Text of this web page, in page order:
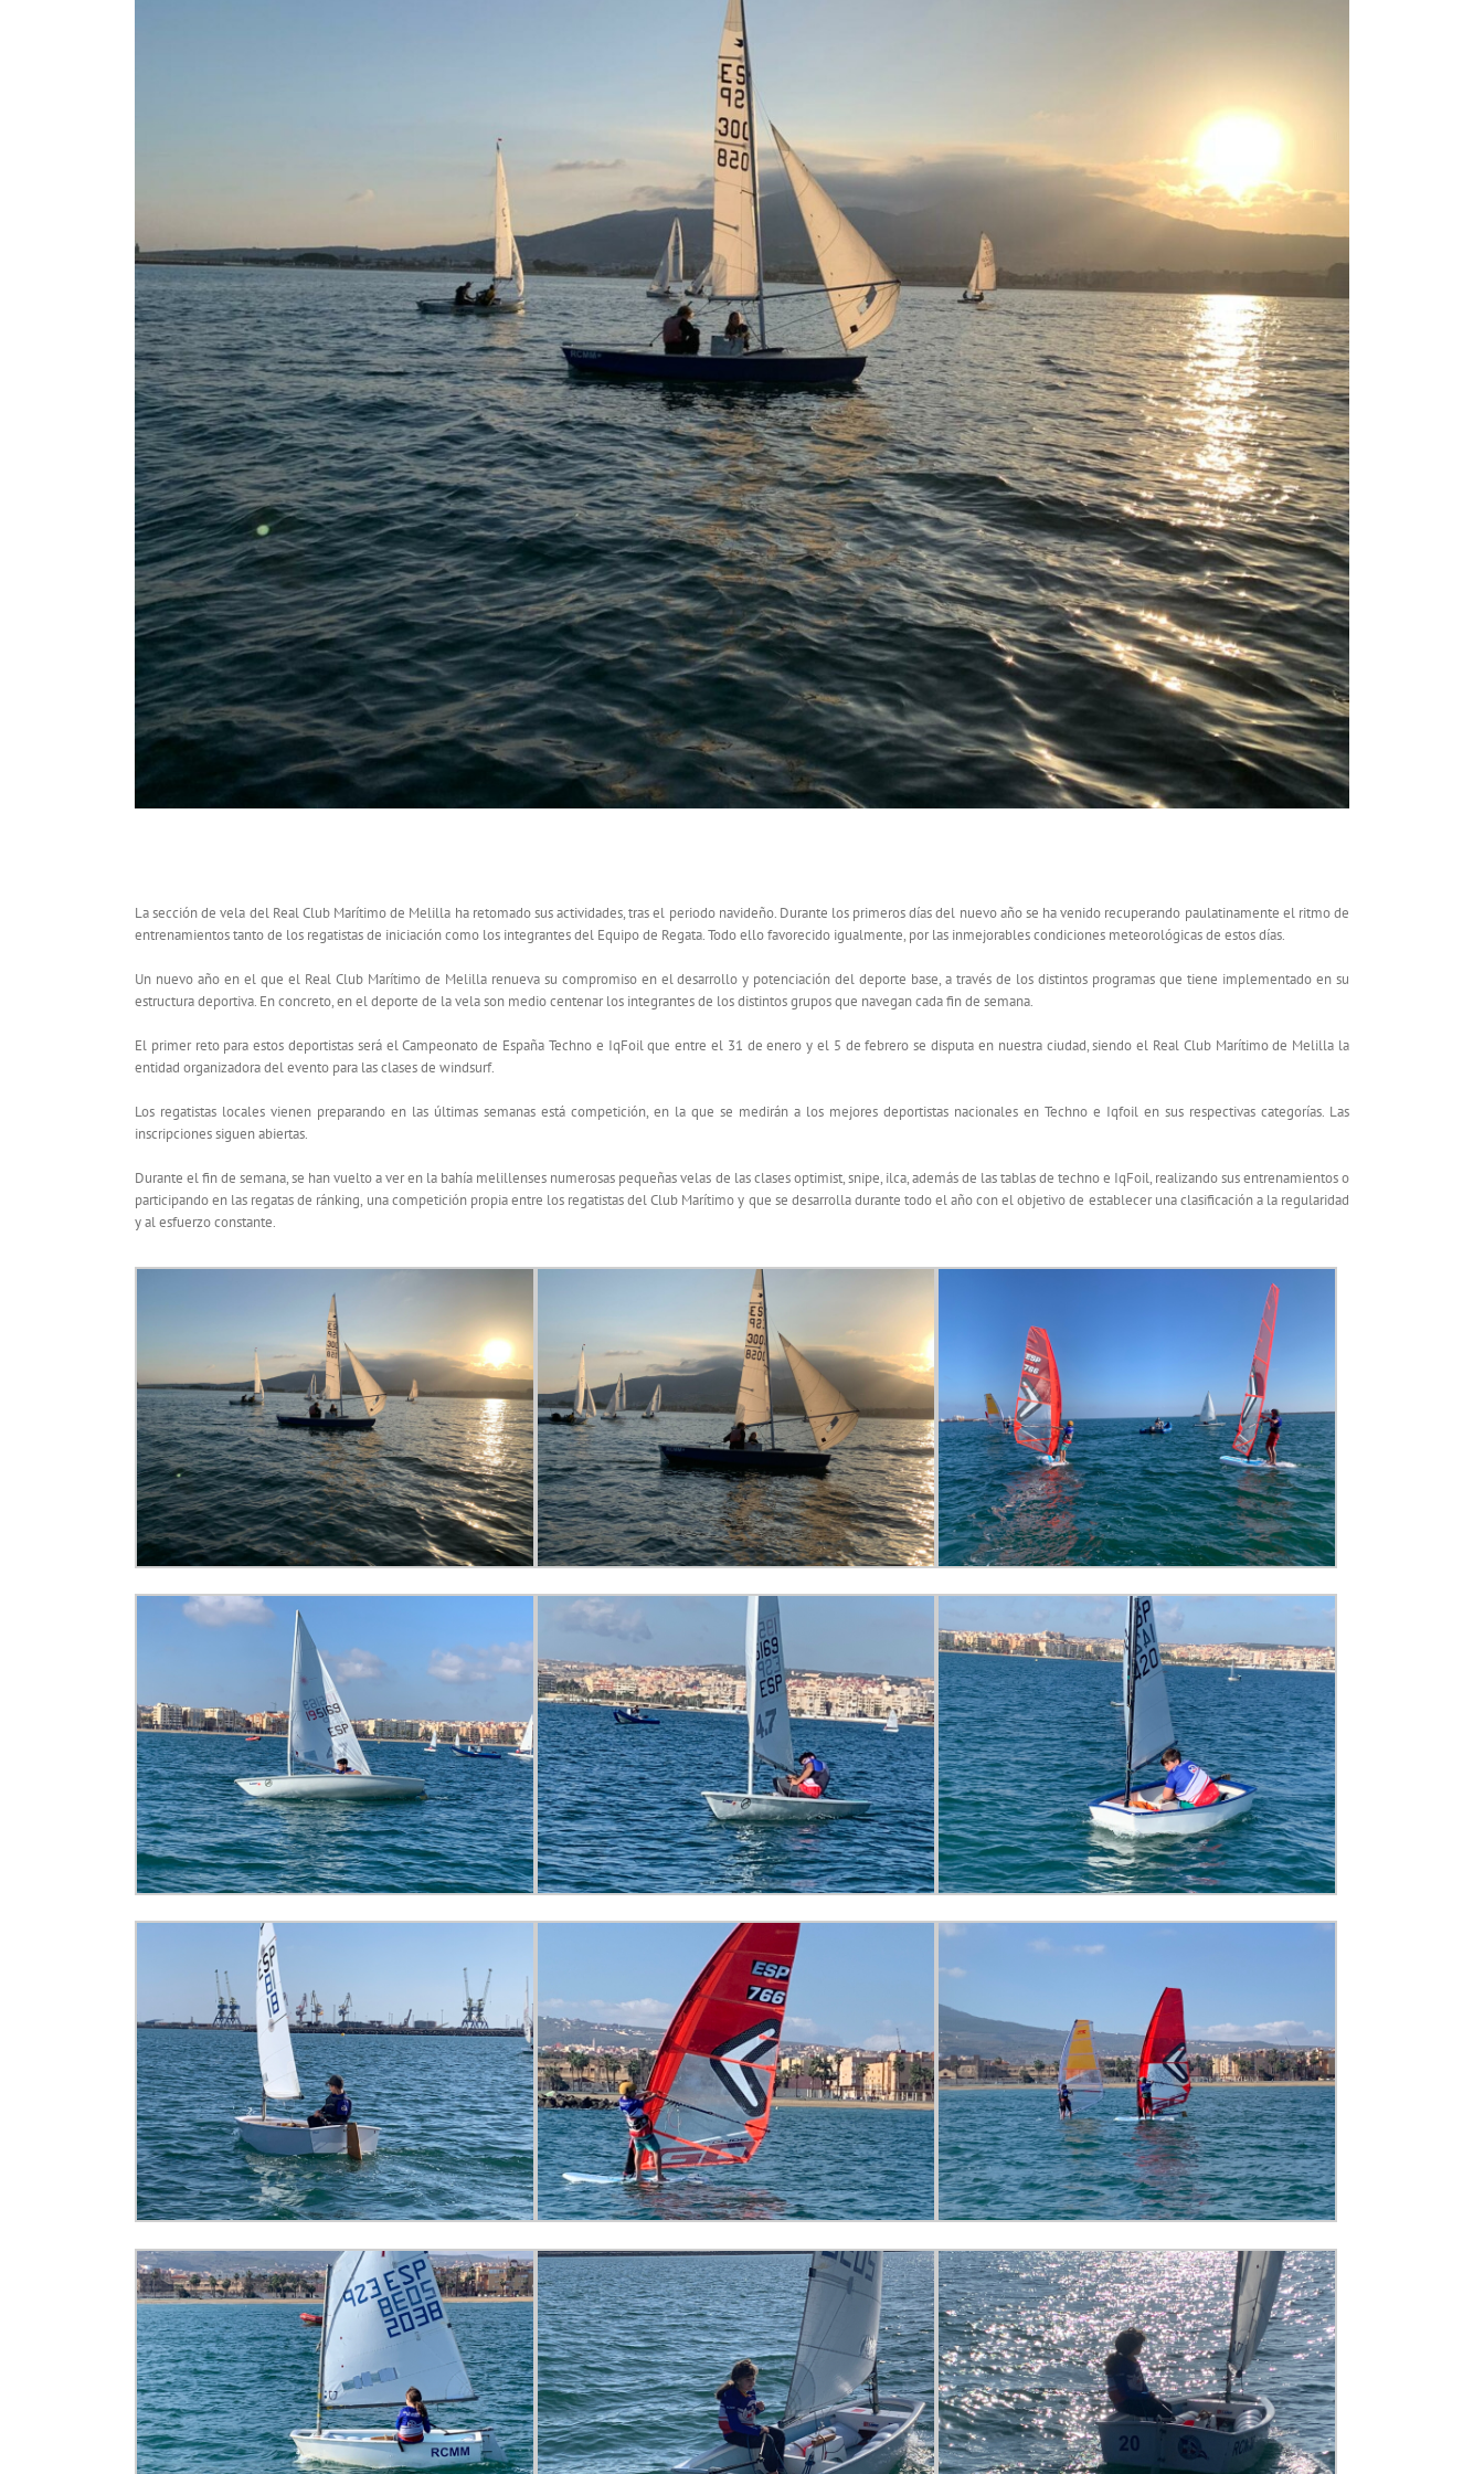
La sección de vela del Real Club Marítimo de Melilla ha retomado sus actividades, tras el periodo navideño. Durante los primeros días del nuevo año se ha venido recuperando paulatinamente el ritmo de
entrenamientos tanto de los regatistas de iniciación como los integrantes del Equipo de Regata. Todo ello favorecido igualmente, por las inmejorables condiciones meteorológicas de estos días.
Un nuevo año en el que el Real Club Marítimo de Melilla renueva su compromiso en el desarrollo y potenciación del deporte base, a través de los distintos programas que tiene implementado en su
estructura deportiva. En concreto, en el deporte de la vela son medio centenar los integrantes de los distintos grupos que navegan cada fin de semana.
El primer reto para estos deportistas será el Campeonato de España Techno e IqFoil que entre el 31 de enero y el 5 de febrero se disputa en nuestra ciudad, siendo el Real Club Marítimo de Melilla la
entidad organizadora del evento para las clases de windsurf.
Los regatistas locales vienen preparando en las últimas semanas está competición, en la que se medirán a los mejores deportistas nacionales en Techno e Iqfoil en sus respectivas categorías. Las
inscripciones siguen abiertas.
Durante el fin de semana, se han vuelto a ver en la bahía melillenses numerosas pequeñas velas de las clases optimist, snipe, ilca, además de las tablas de techno e IqFoil, realizando sus entrenamientos o
participando en las regatas de ránking, una competición propia entre los regatistas del Club Marítimo y que se desarrolla durante todo el año con el objetivo de establecer una clasificación a la regularidad
y al esfuerzo constante.